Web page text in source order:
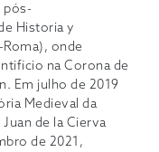
pós-
Historia y
Roma), onde
na Corona de
Em julho de 2019
Medieval da
de la Cierva
de 2021,